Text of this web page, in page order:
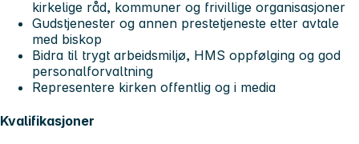
kirkelige råd, kommuner og frivillige organisasjoner
Gudstjenester og annen prestetjeneste etter avtale
med biskop
Bidra til trygt arbeidsmiljø, HMS oppfølging og god
personalforvaltning
Representere kirken offentlig og i media
Kvalifikasjoner